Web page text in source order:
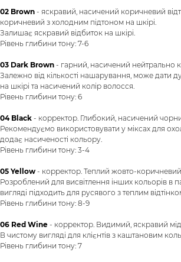
02 Brown - яскравий, насичений коричневий
коричневий з холодним підтоном на шкірі.
Залишає яскравий відбиток на шкірі.
Рівень глибини тону: 7-6
03 Dark Brown - гарний, насичений нейтрально
Залежно від кількості нашарування, може дати
на шкірі та насичений колір волосся.
Рівень глибини тону: 6
04 Black - корректор. Глибокий, насичений
Рекомендуємо використовувати у міксах для
додає насиченості кольору.
Рівень глибини тону: 3-4
05 Yellow - корректор. Теплий жовто-коричневий
Розроблений для висвітлення інших кольорів в
вигляді підходить для русявого з теплим
Рівень глибини тону: 8-9
06 Red Wine - корректор. Видимий, яскравий
В чистому вигляді для клієнтів з каштановим
Рівень глибини тону: 7